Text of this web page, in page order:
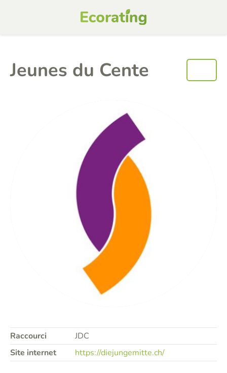
Jeunes du Cente
Raccourci
JDC
Site internet
https://diejungemitte.ch/